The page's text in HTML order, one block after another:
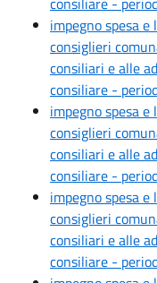
impegno spesa
consiglieri
consiliari e alle
consiliare -
impegno spesa
consiglieri
consiliari e alle
consiliare -
impegno spesa
consiglieri
consiliari e alle
consiliare -